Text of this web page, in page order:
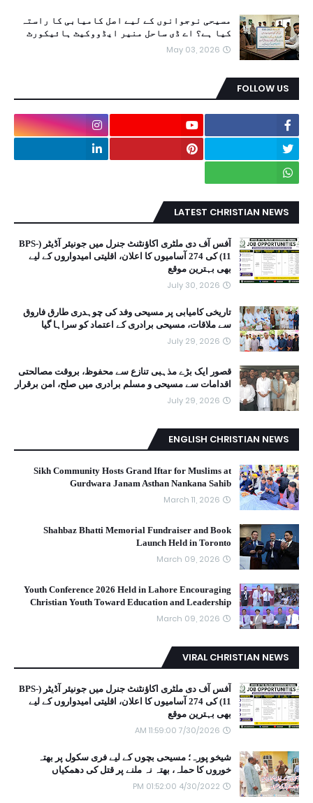
مسیحی نوجوانوں کے لیے اصل کامیابی کا راستہ
کیا ہے؟ اے ڈی ساحل منیر ایڈووکیٹ ہائیکورٹ
May 03, 2026
FOLLOW US
LATEST CHRISTIAN NEWS
آفس آف دی ملٹری اکاؤنٹنٹ جنرل میں جونیئر آڈیٹر (BPS-
11) کی 274 آسامیوں کا اعلان، اقلیتی امیدواروں کے لیے
بھی بہترین موقع
July 30, 2026
تاریخی کامیابی پر مسیحی وفد کی چوہدری طارق فاروق
سے ملاقات، مسیحی برادری کے اعتماد کو سراہا گیا
July 29, 2026
قصور ایک بڑے مذہبی تنازع سے محفوظ، بروقت مصالحتی
اقدامات سے مسیحی و مسلم برادری میں صلح، امن برقرار
July 29, 2026
ENGLISH CHRISTIAN NEWS
Sikh Community Hosts Grand Iftar for Muslims at
Gurdwara Janam Asthan Nankana Sahib
March 11, 2026
Shahbaz Bhatti Memorial Fundraiser and Book
Launch Held in Toronto
March 09, 2026
Youth Conference 2026 Held in Lahore Encouraging
Christian Youth Toward Education and Leadership
March 09, 2026
VIRAL CHRISTIAN NEWS
آفس آف دی ملٹری اکاؤنٹنٹ جنرل میں جونیئر آڈیٹر (BPS-
11) کی 274 آسامیوں کا اعلان، اقلیتی امیدواروں کے لیے
بھی بہترین موقع
7/30/2026 11:59:00 AM
شیخو پورہ؛ مسیحی بچوں کے لیے فری سکول پر بھتہ
خوروں کا حملہ، بھتہ نہ ملنے پر قتل کی دھمکیاں
4/30/2022 01:52:00 PM